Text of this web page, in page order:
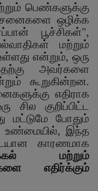
பெண்களுக்கு
ஒழிக்க
பூச்சிகள்",
மற்றும்
என்றும்,ஒரு
அவர்களை
கூறுகின்றன.
எதிராக
சில குறிப்பிட்ட
போதும்
, இந்த
காரணமாக
மற்றும்
எதிர்க்கும்